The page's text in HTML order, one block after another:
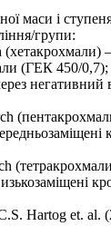
маси і
групи:
(хетакрохмали)
(ГЕК 450/
Hartog et. al.